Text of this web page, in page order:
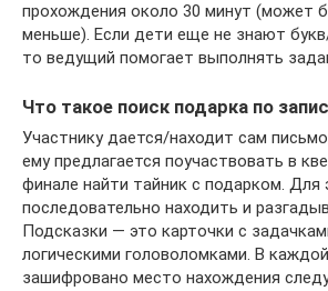
прохождения около 30 минут (может
меньше). Если дети еще не знают
то ведущий помогает выполнять
Что такое поиск подарка по
Участнику дается/находит сам
ему предлагается поучаствовать в
финале найти тайник с подарком. Для
последовательно находить и
Подсказки — это карточки с
логическими головоломками. В
зашифровано место нахождения